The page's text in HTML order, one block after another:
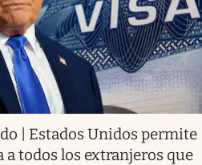
| Estados Unidos permite
a todos los extranjeros que